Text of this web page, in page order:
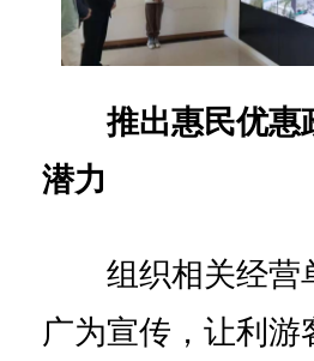
推出惠民优惠
潜力
组织相关经营
广为宣传，让利